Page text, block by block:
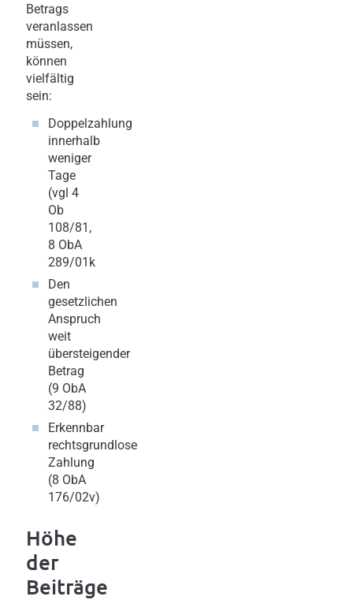
Betrags
veranlassen
müssen,
können
vielfältig
sein:
Doppelzahlung
innerhalb
weniger
Tage
(vgl 4
Ob
108/81,
8 ObA
289/01k
Den
gesetzlichen
Anspruch
weit
übersteigender
Betrag
(9 ObA
32/88)
Erkennbar
rechtsgrundlose
Zahlung
(8 ObA
176/02v)
Höhe
der
Beiträge